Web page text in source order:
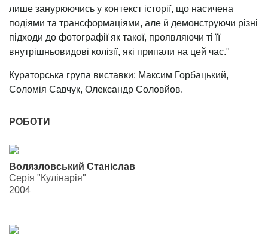
лише занурюючись у контекст історії, що насичена
подіями та трансформаціями, але й демонструючи різні
підходи до фотографії як такої, проявляючи ті її
внутрішньовидові колізії, які припали на цей час."
Кураторська група виставки: Максим Горбацький,
Соломія Савчук, Олександр Соловйов.
РОБОТИ
Волязловський Станіслав
Серія "Кулінарія"
2004